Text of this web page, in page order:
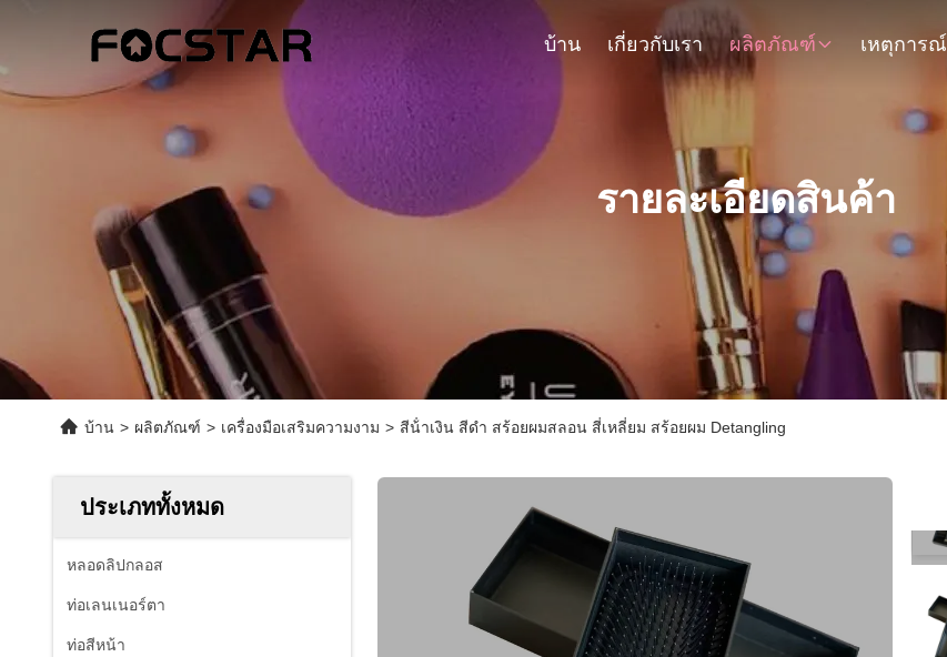
บ้าน เกี่ยวกับเรา ผลิตภัณฑ์ เหตุการณ์
รายละเอียดสินค้า
บ้าน > ผลิตภัณฑ์ > เครื่องมือเสริมความงาม > สีน้ําเงิน สีดํา สร้อยผมสลอน สี่เหลี่ยม สร้อยผม Detangling
ประเภททั้งหมด
หลอดลิปกลอส
ท่อเลนเนอร์ตา
ท่อสีหน้า